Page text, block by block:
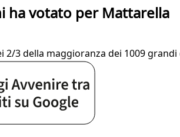
ha votato per Mattarella
3 della maggioranza dei 1009